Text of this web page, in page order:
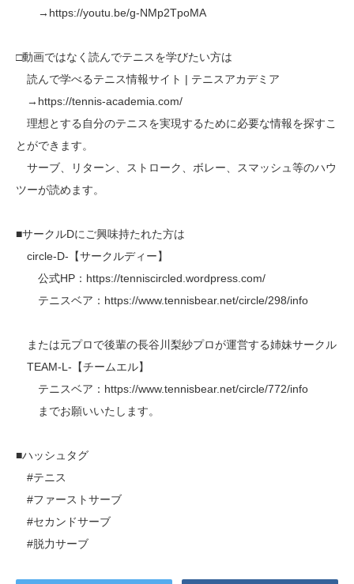
→https://youtu.be/g-NMp2TpoMA
□動画ではなく読んでテニスを学びたい方は
読んで学べるテニス情報サイト | テニスアカデミア
→https://tennis-academia.com/
理想とする自分のテニスを実現するために必要な情報を探すこ
とができます。
サーブ、リターン、ストローク、ボレー、スマッシュ等のハウ
ツーが読めます。
■サークルDにご興味持たれた方は
circle-D-【サークルディー】
公式HP：https://tenniscircled.wordpress.com/
テニスベア：https://www.tennisbear.net/circle/298/info
または元プロで後輩の長谷川梨紗プロが運営する姉妹サークル
TEAM-L-【チームエル】
テニスベア：https://www.tennisbear.net/circle/772/info
までお願いいたします。
■ハッシュタグ
#テニス
#ファーストサーブ
#セカンドサーブ
#脱力サーブ